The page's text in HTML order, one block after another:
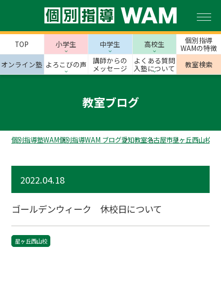
TOP 小学生 中学生 高校生
個別指導
WAMの特徴
オンライン塾 よろこびの声
講師からの
メッセージ
よくある質問
入塾について
教室検索
教室ブログ
個別指導塾WAM個別指導WAM ブログ愛知教室名古屋市星ヶ丘西山校の
2022.04.18
ゴールデンウィーク 休校日について
星ヶ丘西山校